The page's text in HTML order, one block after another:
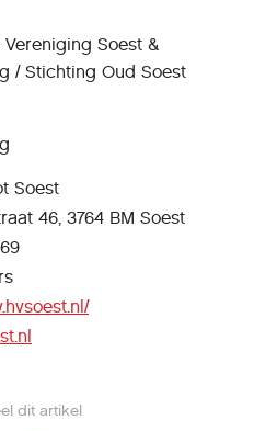
dit artikel
Soest &
/ Stichting Oud Soest
Soest
46, 3764 BM Soest